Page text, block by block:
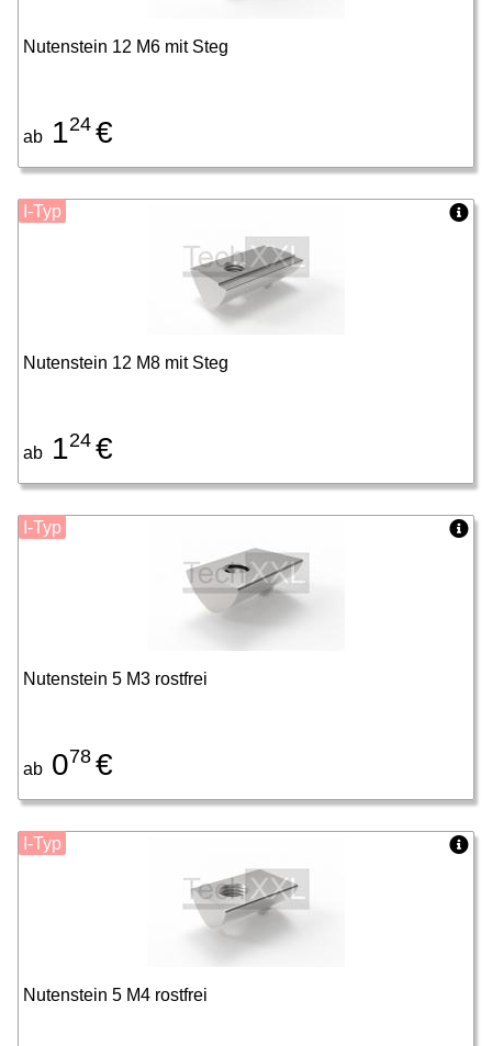
Nutenstein 12 M6 mit Steg
ab 124 €
Nutenstein 12 M8 mit Steg
ab 124 €
I-Typ
Nutenstein 5 M3 rostfrei
ab 078 €
I-Typ
Nutenstein 5 M4 rostfrei
I-Typ